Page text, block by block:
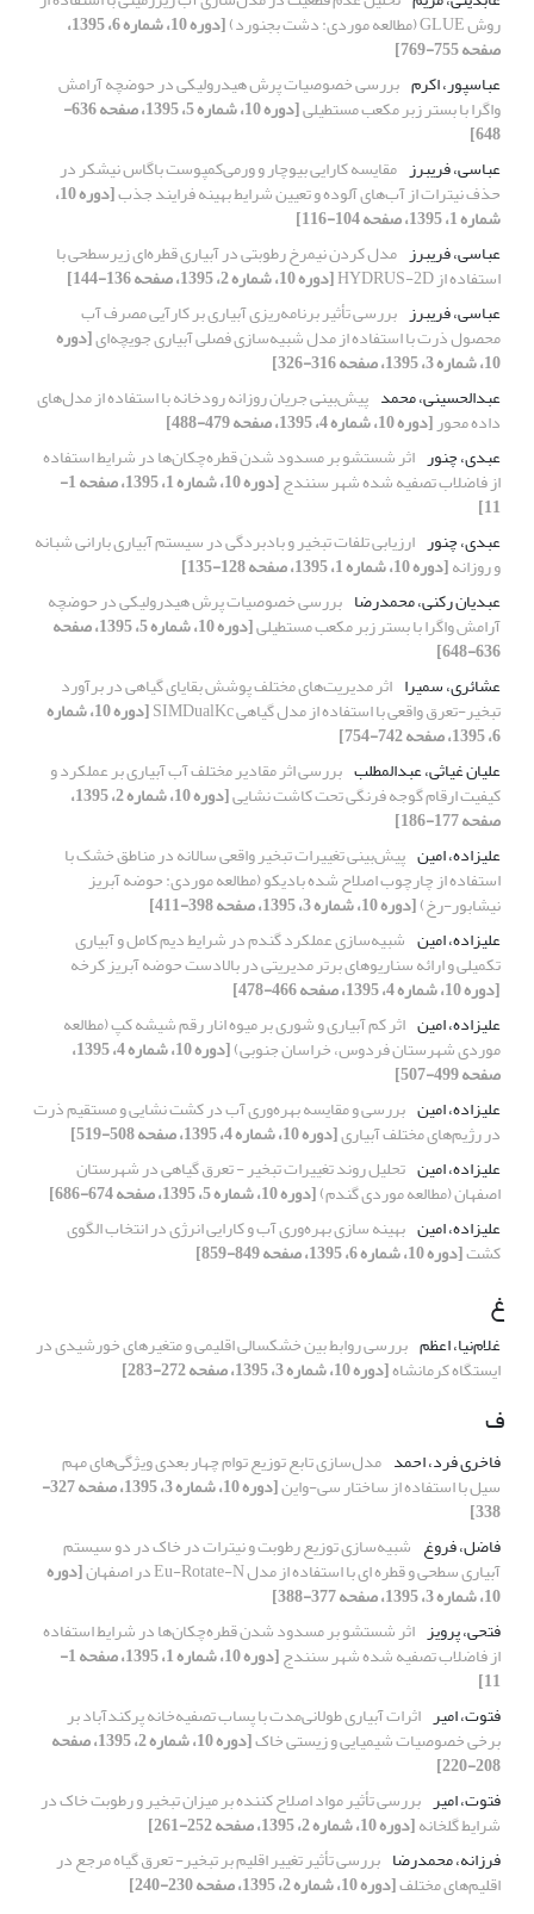
روش GLUE (مطالعه موردی: دشت بجنورد) [دوره 10، شماره 6، 1395،
صفحه 755-769]
عباسپور، اکرم بررسی خصوصیات پرش هیدرولیکی در حوضچه آرامش
واگرا با بستر زبر مکعب مستطیلی [دوره 10، شماره 5، 1395، صفحه 636-
648]
عباسی، فریبرز مقایسه کارایی بیوچار و ورمی‌کمپوست باگاس نیشکر در
حذف نیترات از آب‌های آلوده و تعیین شرایط بهینه فرایند جذب [دوره 10،
شماره 1، 1395، صفحه 104-116]
عباسی، فریبرز مدل کردن نیمرخ رطوبتی در آبیاری قطره‌ای زیرسطحی با
استفاده از HYDRUS-2D
[دوره 10، شماره 2، 1395، صفحه 136-144]
عباسی، فریبرز بررسی تأثیر برنامه‌ریزی آبیاری بر کارآیی مصرف آب
محصول ذرت با استفاده از مدل شبیه‌سازی فصلی آبیاری جویچه‌ای[دوره
10، شماره 3، 1395، صفحه 316-326]
عبدالحسینی، محمد پیش‌بینی جریان روزانه رودخانه با استفاده از مدل‌های
داده محور[دوره 10، شماره 4، 1395، صفحه 479-488]
عبدی، چنور اثر شستشو بر مسدود شدن قطره‌چکان‌ها ‌در شرایط استفاده
از فاضلاب تصفیه شده شهر سنندج [دوره 10، شماره 1، 1395، صفحه 1-
11]
عبدی، چنور ارزیابی تلفات تبخیر و بادبردگی در سیستم آبیاری بارانی شبانه
و روزانه[دوره 10، شماره 1، 1395، صفحه 128-135]
عبدیان رکنی، محمدرضا بررسی خصوصیات پرش هیدرولیکی در حوضچه
آرامش واگرا با بستر زبر مکعب مستطیلی [دوره 10، شماره 5، 1395، صفحه
636-648]
عشائری، سمیرا اثر مدیریت‌های مختلف پوشش بقایای گیاهی در برآورد
تبخیر-تعرق واقعی با استفاده از مدل گیاهی SIMDualKc [دوره 10، شماره
6، 1395، صفحه 742-754]
علیان غیاثی، عبدالمطلب بررسی اثر مقادیر مختلف آب آبیاری بر عملکرد و
کیفیت ارقام گوجه فرنگی تحت کاشت نشایی [دوره 10، شماره 2، 1395،
صفحه 177-186]
علیزاده، امین پیش‌بینی تغییرات تبخیر واقعی سالانه در مناطق خشک با
استفاده از چارچوب اصلاح شده بادیکو (مطالعه موردی: حوضه آبریز
نیشابور-رخ)[دوره 10، شماره 3، 1395، صفحه 398-411]
علیزاده، امین شبیه‌سازی عملکرد گندم در شرایط دیم کامل و آبیاری
تکمیلی و ارائه سناریوهای برتر مدیریتی در بالادست حوضه آبریز کرخه
[دوره 10، شماره 4، 1395، صفحه 466-478]
علیزاده، امین اثر کم آبیاری و شوری بر میوه انار رقم شیشه کپ (مطالعه
موردی شهرستان فردوس، خراسان جنوبی) [دوره 10، شماره 4، 1395،
صفحه 499-507]
علیزاده، امین بررسی و مقایسه بهره‌وری آب در کشت نشایی و مستقیم ذرت
در رژیم‌های مختلف آبیاری[دوره 10، شماره 4، 1395، صفحه 508-519]
علیزاده، امین تحلیل روند تغییرات تبخیر - تعرق گیاهی در شهرستان
اصفهان (مطالعه موردی گندم)[دوره 10، شماره 5، 1395، صفحه 674-686]
علیزاده، امین بهینه سازی بهره‌وری آب و کارایی انرژی در انتخاب الگوی
کشت[دوره 10، شماره 6، 1395، صفحه 849-859]
غ
غلام‌نیا، اعظم بررسی روابط بین خشکسالی اقلیمی و متغیرهای خورشیدی در
ایستگاه کرمانشاه[دوره 10، شماره 3، 1395، صفحه 272-283]
ف
فاخری فرد، احمد مدل‌سازی تابع توزیع توام چهار بعدی ویژگی‌های مهم
سیل با استفاده از ساختار سی-واین [دوره 10، شماره 3، 1395، صفحه 327-
338]
فاضل، فروغ شبیه‌سازی توزیع رطوبت و نیترات در خاک در دو سیستم
آبیاری سطحی و قطره ای با استفاده از مدل Eu-Rotate-N در اصفهان [دوره
10، شماره 3، 1395، صفحه 377-388]
فتحی، پرویز اثر شستشو بر مسدود شدن قطره‌چکان‌ها ‌در شرایط استفاده
از فاضلاب تصفیه شده شهر سنندج [دوره 10، شماره 1، 1395، صفحه 1-
11]
فتوت، امیر اثرات آبیاری طولانی‌مدت با پساب تصفیه‌خانه پرکندآباد بر
برخی خصوصیات شیمیایی و زیستی خاک [دوره 10، شماره 2، 1395، صفحه
208-220]
فتوت، امیر بررسی تأثیر مواد اصلاح کننده بر میزان تبخیر و رطوبت خاک در
شرایط گلخانه[دوره 10، شماره 2، 1395، صفحه 252-261]
فرزانه، محمدرضا بررسی تأثیر تغییر اقلیم بر تبخیر- تعرق گیاه مرجع در
اقلیم‌های مختلف[دوره 10، شماره 2، 1395، صفحه 230-240]